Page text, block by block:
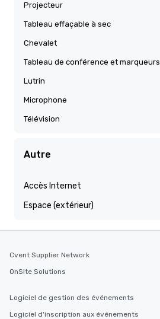
Projecteur
Tableau effaçable à sec
Chevalet
Tableau de conférence et marqueurs
Lutrin
Microphone
Télévision
Autre
Accès Internet
Espace (extérieur)
Cvent Supplier Network
OnSite Solutions
Logiciel de gestion des événements
Logiciel d'inscription aux événements